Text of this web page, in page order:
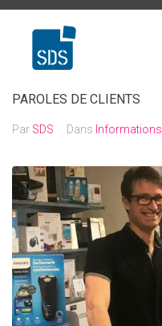
PAROLES DE CLIENTS
Par SDS Dans Informations